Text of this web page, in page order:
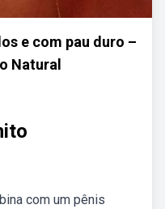
e com pau duro –
Natural
com um pênis